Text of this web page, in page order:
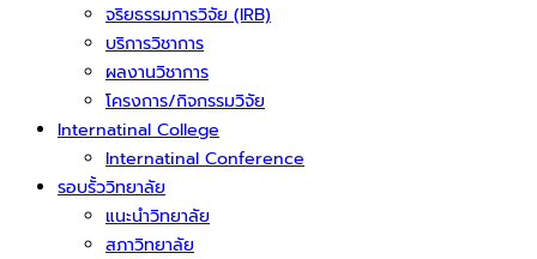
จริยธรรมการวิจัย (IRB)
บริการวิชาการ
ผลงานวิชาการ
โครงการ/กิจกรรมวิจัย
Internatinal College
Internatinal Conference
รอบรั้ววิทยาลัย
แนะนำวิทยาลัย
สภาวิทยาลัย